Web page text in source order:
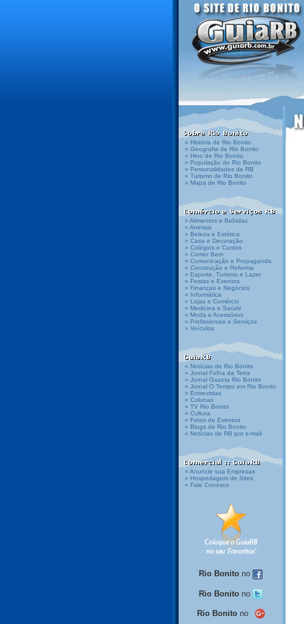
» História de Rio Bonito
» Geografia de Rio Bonito
» Hino de Rio Bonito
» População de Rio Bonito
» Personalidades de RB
» Turismo de Rio Bonito
» Mapa de Rio Bonito
» Alimentos e Bebidas
» Animais
» Beleza e Estética
» Casa e Decoração
» Colégios e Cursos
» Comer Bem
» Comunicação e Propaganda
» Construção e Reforma
» Esporte, Turismo e Lazer
» Festas e Eventos
» Finanças e Negócios
» Informática
» Lojas e Comércio
» Medicina e Saúde
» Moda e Acessórios
» Profissionais e Serviços
» Veículos
» Notícias de Rio Bonito
» Jornal Folha da Terra
» Jornal Gazeta Rio Bonito
» Jornal O Tempo em Rio Bonito
» Entrevistas
» Colunas
» TV Rio Bonito
» Cultura
» Fotos de Eventos
» Blogs de Rio Bonito
» Notícias de RB por e-mail
» Anuncie sua Empresas
» Hospedagem de Sites
» Fale Conosco
Rio Bonito no
Rio Bonito no
Rio Bonito no